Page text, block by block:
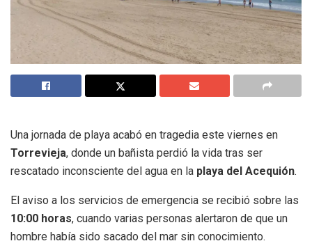
Una jornada de playa acabó en tragedia este viernes en
Torrevieja, donde un bañista perdió la vida tras ser
rescatado inconsciente del agua en la playa del Acequión.
El aviso a los servicios de emergencia se recibió sobre las
10:00 horas, cuando varias personas alertaron de que un
hombre había sido sacado del mar sin conocimiento.